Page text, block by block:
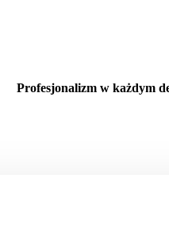
Profesjonalizm w każdym